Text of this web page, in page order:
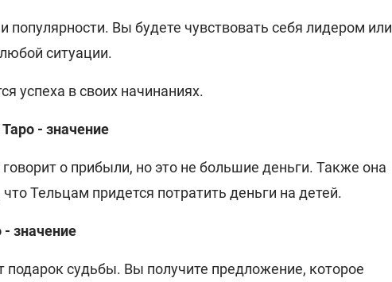
популярности. Вы будете чувствовать себя лидером или
ситуации.
успеха в своих начинаниях.
- значение
о прибыли, но это не большие деньги. Также она
Тельцам придется потратить деньги на детей.
- значение
подарок судьбы. Вы получите предложение, которое